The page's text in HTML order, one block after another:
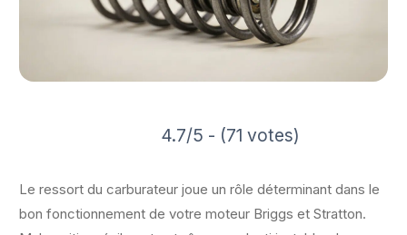
4.7/5 - (71 votes)
Le ressort du carburateur joue un rôle déterminant dans le
bon fonctionnement de votre moteur Briggs et Stratton.